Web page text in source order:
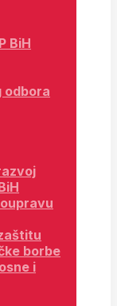
BiH
odbora
borbe
i